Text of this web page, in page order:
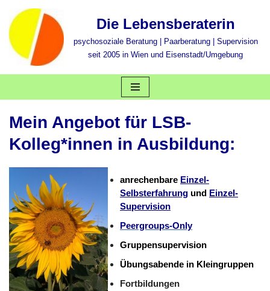
Zum
Inhalt
springen
Die Lebensberaterin
psychosoziale Beratung | Paarberatung | Supervision
seit 2005 in Wien und Eisenstadt/Umgebung
Mein Angebot für LSB-
Kolleg*innen in Ausbildung:
anrechenbare Einzel-
Selbsterfahrung und Einzel-
Supervision
Peergroups-Only
Gruppensupervision
Übungsabende in Kleingruppen
Fortbildungen